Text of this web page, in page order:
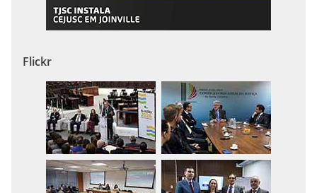
Flickr